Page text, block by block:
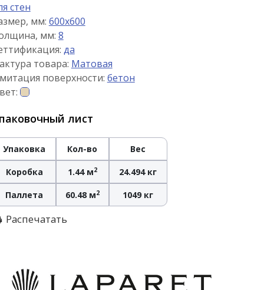
стен
мм: 600x600
мм: 8
да
товара: Матовая
поверхности: бетон
лист
Упаковка Кол-во Вес
Коробка 1.44 м2 24.494 кг
Паллета 60.48 м2 1049 кг
Распечатать